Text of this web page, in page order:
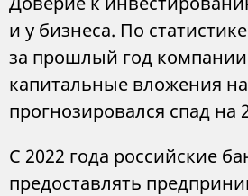
и у бизнеса. По
за прошлый год
капитальные вложения на
прогнозировался спад на
С 2022 года российские
предоставлять